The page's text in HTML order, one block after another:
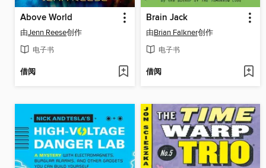
Above World
由Jenn Reese创作
电子书
借阅
Brain Jack
由Brian Falkner创作
电子书
借阅